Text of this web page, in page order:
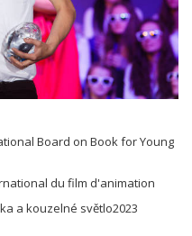
Board on Book for Young
du film d'animation
a kouzelné světlo2023